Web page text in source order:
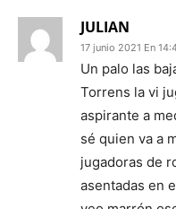
JULIAN
17 junio 2021 En
Un palo las
Torrens la vi
aspirante a
sé quien va a
jugadoras de
asentadas en